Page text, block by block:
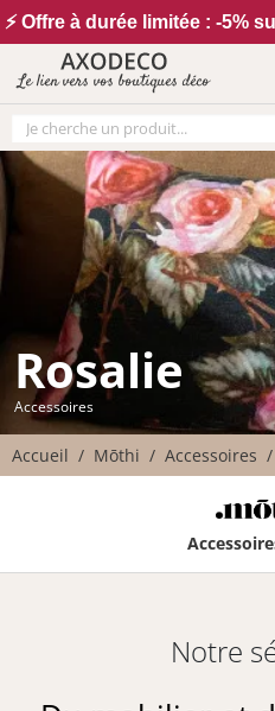
⚡ Offre à durée limitée : -5%
Le lien vers vos boutiques déco
Rosalie
Accessoires
Accueil Mōthi Accessoires
Notre
Vos paramètres cookies